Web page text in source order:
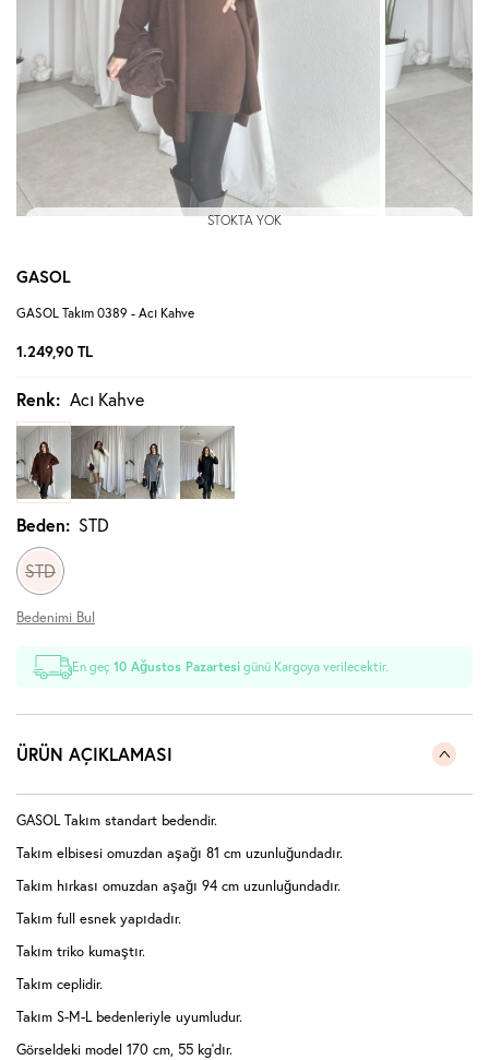
STOKTA YOK
GASOL
GASOL Takım 0389 - Acı Kahve
1.249,90 TL
Renk: Acı Kahve
Beden: STD
STD
Bedenimi Bul
En geç10 Ağustos Pazartesi günü Kargoya verilecektir.
ÜRÜN AÇIKLAMASI
GASOL Takım standart bedendir.
Takım elbisesi omuzdan aşağı 81 cm uzunluğundadır.
Takım hırkası omuzdan aşağı 94 cm uzunluğundadır.
Takım full esnek yapıdadır.
Takım triko kumaştır.
Takım ceplidir.
Takım S-M-L bedenleriyle uyumludur.
Görseldeki model 170 cm, 55 kg'dır.